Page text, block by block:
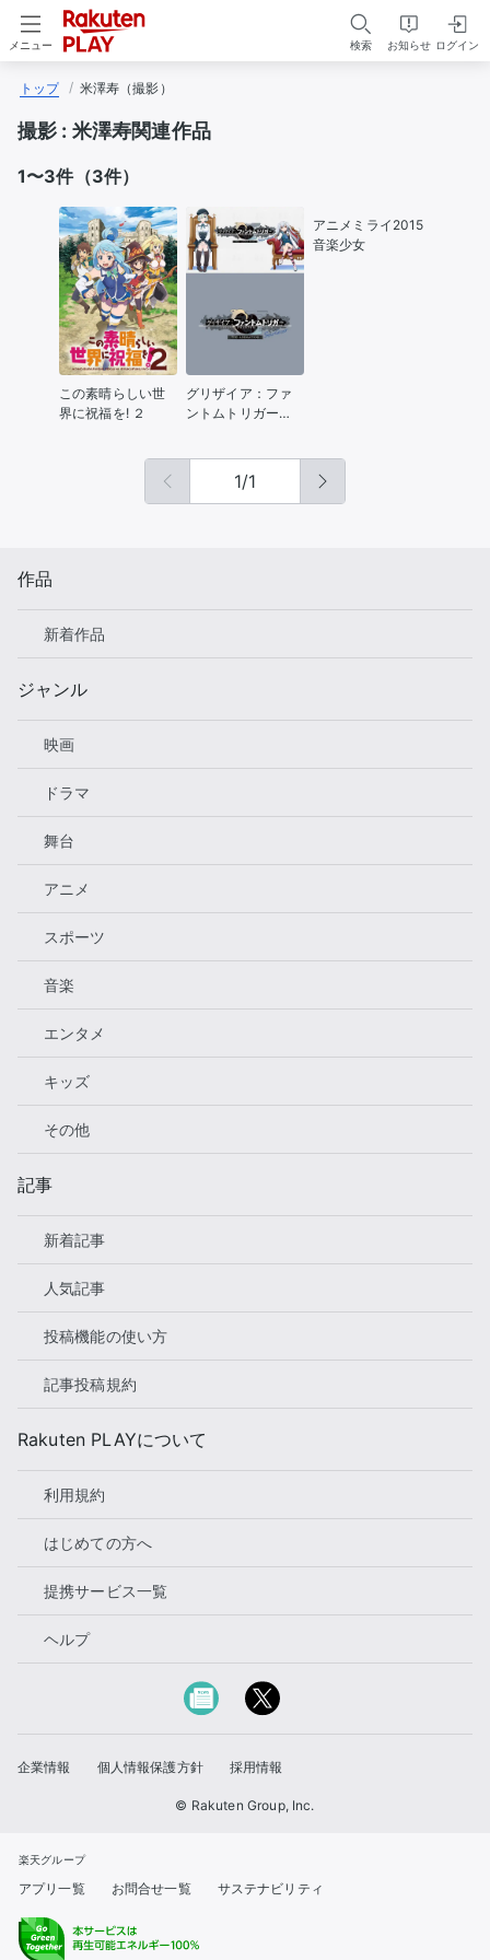
メニュー 検索 お知らせ ログイン
トップ 米澤寿（撮影）
撮影 : 米澤寿関連作品
1〜3件（3件）
この素晴らしい世
界に祝福を! ２
グリザイア：ファ
ントムトリガー
アニメミライ2015
音楽少女
1/1
作品
新着作品
ジャンル
映画
ドラマ
舞台
アニメ
スポーツ
音楽
エンタメ
キッズ
その他
記事
新着記事
人気記事
投稿機能の使い方
記事投稿規約
Rakuten PLAYについて
利用規約
はじめての方へ
提携サービス一覧
ヘルプ
企業情報 個人情報保護方針 採用情報
© Rakuten Group, Inc.
楽天グループ
アプリ一覧 お問合せ一覧 サステナビリティ